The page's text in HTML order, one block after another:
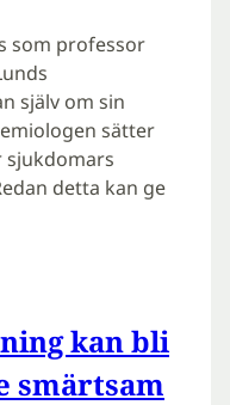
som professor
själv om sin
sätter
detta kan ge
kan bli
smärtsam